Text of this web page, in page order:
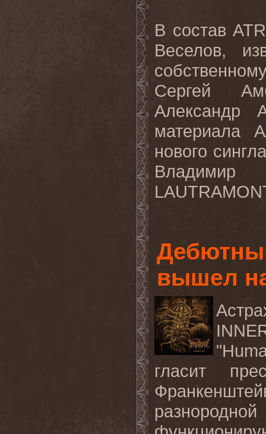
В состав
Веселов,
Сергей
Александр
материала
нового
вышел
гласит